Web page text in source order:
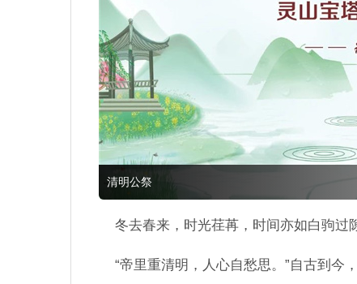
清明公祭
冬去春来，时光荏苒，时间亦如白驹过
“帝里重清明，人心自愁思。”自古到今